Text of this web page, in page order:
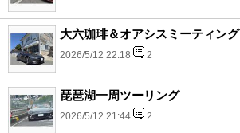
大六珈琲＆オアシスミーティング
2026/5/12 22:18 2
琵琶湖一周ツーリング
2026/5/12 21:44 2